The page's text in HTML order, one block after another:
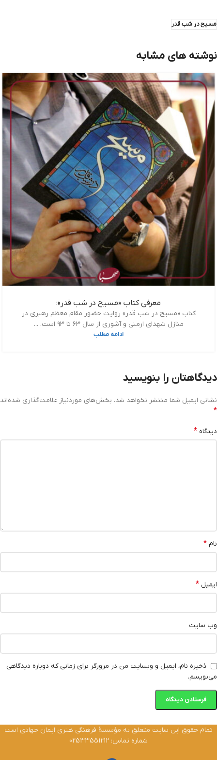
مسیح در شب قدر
نوشته های مشابه
معرفی کتاب «مسیح در شب قدر»:
کتاب «مسیح در شب قدر» روایت حضور مقام معظم رهبری در
منازل شهدای ارمنی و آشوری از سال ۶۳ تا ۹۳ است. ...
ادامه مطلب
دیدگاهتان را بنویسید
نشانی ایمیل شما منتشر نخواهد شد. بخش‌های موردنیاز علامت‌گذاری شده‌اند
*
دیدگاه *
نام *
ایمیل *
وب‌ سایت
ذخیره نام، ایمیل و وبسایت من در مرورگر برای زمانی که دوباره دیدگاهی
می‌نویسم.
تمام حقوق این سایت متعلق به مؤسسۀ فرهنگی هنری ایمان جهادی است
شماره تماس: 02533551212